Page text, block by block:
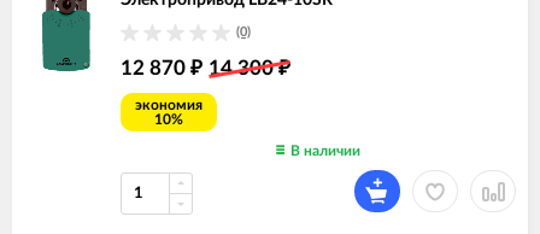
(0)
12 870 ₽ 14 300₽
экономия
10%
В наличии